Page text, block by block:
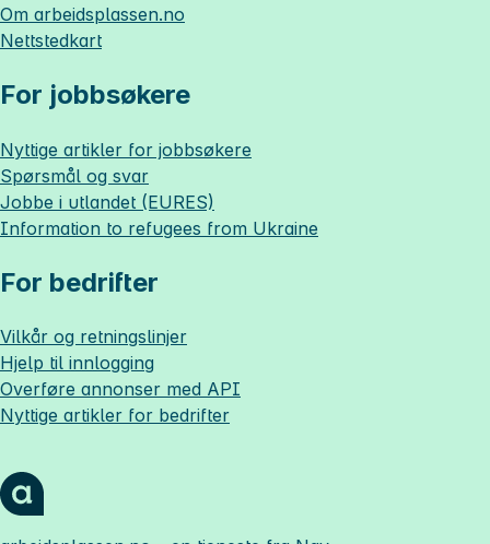
Om arbeidsplassen.no
Nettstedkart
For jobbsøkere
Nyttige artikler for jobbsøkere
Spørsmål og svar
Jobbe i utlandet (EURES)
Information to refugees from Ukraine
For bedrifter
Vilkår og retningslinjer
Hjelp til innlogging
Overføre annonser med API
Nyttige artikler for bedrifter